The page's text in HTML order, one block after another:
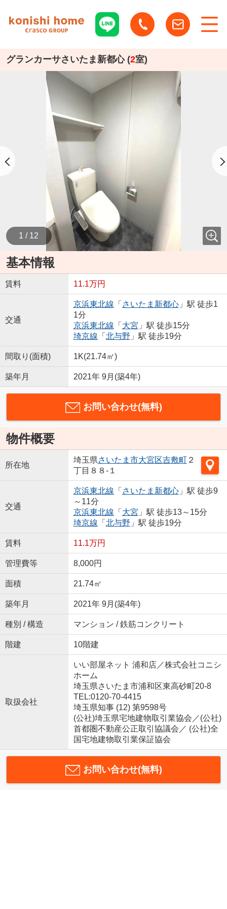
グランカーサさいたま新都心 (2室)
1 / 12
基本情報
賃料 11.1万円
交通
京浜東北線 「 さいたま新都心」駅 徒歩1
1分
京浜東北線 「 大宮 」駅 徒歩15分
埼京線 「 北与野 」駅 徒歩19分
間取り(面積) 1K(21.74㎡)
築年月 2021年 9月(築4年)
お問い合わせ(無料)
物件概要
所在地
埼玉県さいたま市大宮区吉敷町
２
丁目８８-１
交通
京浜東北線 「 さいたま新都心」駅 徒歩9
～11分
京浜東北線 「 大宮 」駅 徒歩13～15分
埼京線 「 北与野 」駅 徒歩19分
賃料 11.1万円
管理費等 8,000円
面積 21.74㎡
築年月 2021年 9月(築4年)
種別 / 構造 マンション / 鉄筋コンクリート
階建 10階建
取扱会社
いい部屋ネット 浦和店／株式会社コニシ
ホーム
埼玉県さいたま市浦和区東高砂町20-8
TEL:0120-70-4415
埼玉県知事 (12) 第9598号
(公社)埼玉県宅地建物取引業協会／(公社)
首都圏不動産公正取引協議会／ (公社)全
国宅地建物取引業保証協会
お問い合わせ(無料)